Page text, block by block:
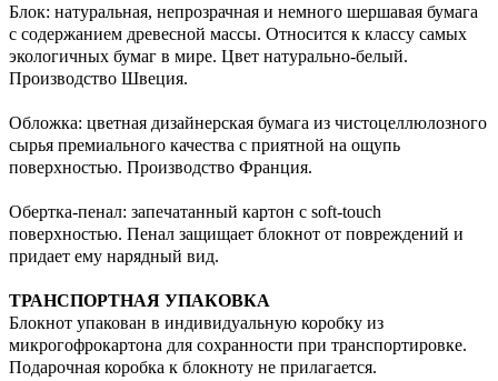
Блок: натуральная, непрозрачная и немного шершавая бумага
с содержанием древесной массы. Относится к классу самых
экологичных бумаг в мире. Цвет натурально-белый.
Производство Швеция.
Обложка: цветная дизайнерская бумага из чистоцеллюлозного
сырья премиального качества с приятной на ощупь
поверхностью. Производство Франция.
Обертка-пенал: запечатанный картон с soft-touch
поверхностью. Пенал защищает блокнот от повреждений и
придает ему нарядный вид.
ТРАНСПОРТНАЯ УПАКОВКА
Блокнот упакован в индивидуальную коробку из
микрогофрокартона для сохранности при транспортировке.
Подарочная коробка к блокноту не прилагается.